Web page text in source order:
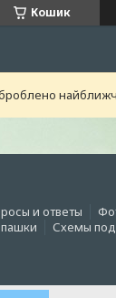
Кошик
и ответы
Схемы